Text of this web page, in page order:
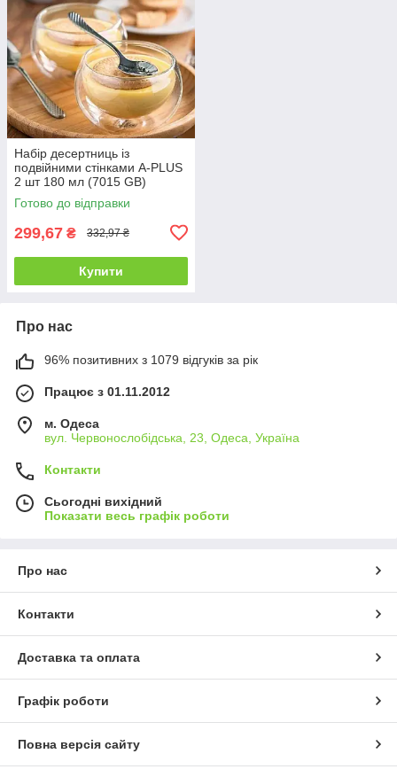
Набір десертниць із
подвійними стінками A-PLUS
2 шт 180 мл (7015 GB)
Готово до відправки
299,67 ₴ 332,97 ₴
Купити
Про нас
96% позитивних з 1079 відгуків за рік
Працює з 01.11.2012
м. Одеса
вул. Червонослобідська, 23, Одеса, Україна
Контакти
Сьогодні вихідний
Показати весь графік роботи
Про нас
Контакти
Доставка та оплата
Графік роботи
Повна версія сайту